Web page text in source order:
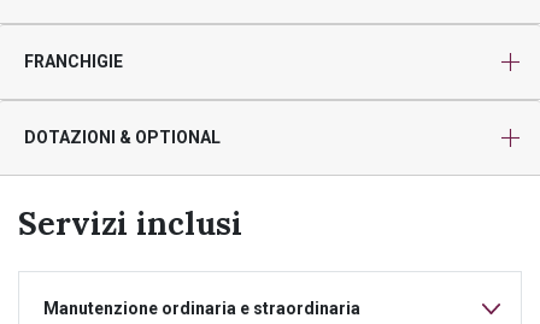
FRANCHIGIE
DOTAZIONI & OPTIONAL
Servizi inclusi
Manutenzione ordinaria e straordinaria